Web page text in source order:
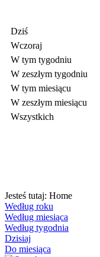
Dziś
Wczoraj
W tym tygodniu
W zeszłym tygodniu
W tym miesiącu
W zeszłym miesiącu
Wszystkich
Jesteś tutaj: Home
Według roku
Według miesiąca
Według tygodnia
Dzisiaj
Do miesiąca